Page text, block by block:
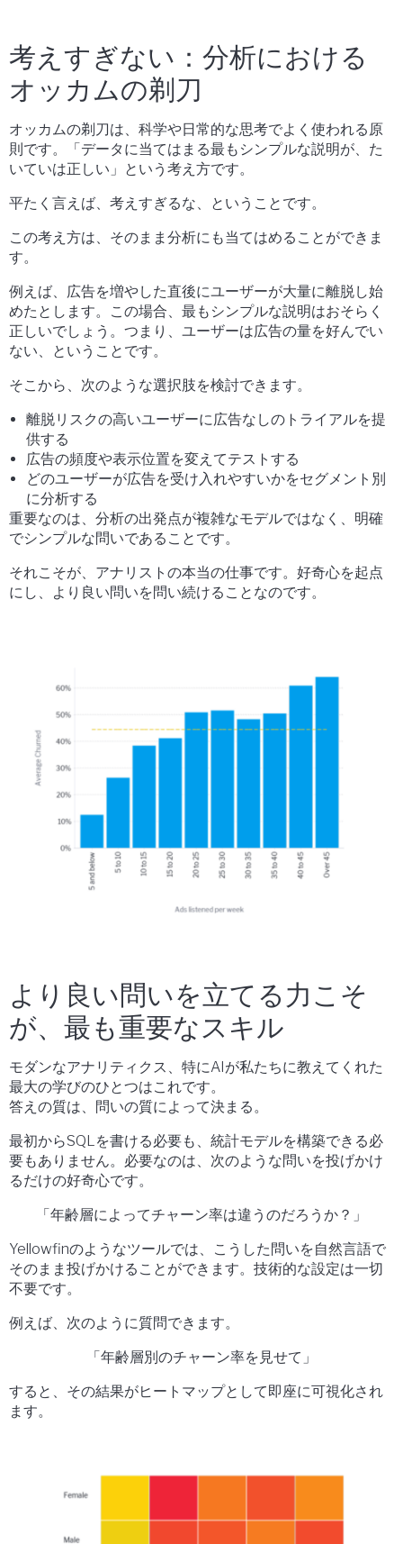
考えすぎない：分析における
オッカムの剃刀
オッカムの剃刀は、科学や日常的な思考でよく使われる原
則です。「データに当てはまる最もシンプルな説明が、た
いていは正しい」という考え方です。
平たく言えば、考えすぎるな、ということです。
この考え方は、そのまま分析にも当てはめることができま
す。
例えば、広告を増やした直後にユーザーが大量に離脱し始
めたとします。この場合、最もシンプルな説明はおそらく
正しいでしょう。つまり、ユーザーは広告の量を好んでい
ない、ということです。
そこから、次のような選択肢を検討できます。
離脱リスクの高いユーザーに広告なしのトライアルを提
供する
広告の頻度や表示位置を変えてテストする
どのユーザーが広告を受け入れやすいかをセグメント別
に分析する
重要なのは、分析の出発点が複雑なモデルではなく、明確
でシンプルな問いであることです。
それこそが、アナリストの本当の仕事です。好奇心を起点
にし、より良い問いを問い続けることなのです。
より良い問いを立てる力こそ
が、最も重要なスキル
モダンなアナリティクス、特にAIが私たちに教えてくれた
最大の学びのひとつはこれです。
答えの質は、問いの質によって決まる。
最初からSQLを書ける必要も、統計モデルを構築できる必
要もありません。必要なのは、次のような問いを投げかけ
るだけの好奇心です。
「年齢層によってチャーン率は違うのだろうか？」
Yellowfinのようなツールでは、こうした問いを自然言語で
そのまま投げかけることができます。技術的な設定は一切
不要です。
例えば、次のように質問できます。
「年齢層別のチャーン率を見せて」
すると、その結果がヒートマップとして即座に可視化され
ます。